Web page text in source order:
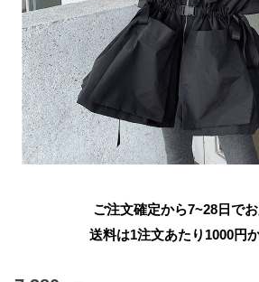
ご注文確定から7~28日で
送料は1注文あたり 1000円